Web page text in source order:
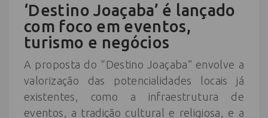
‘Destino Joaçaba’ é lançado
com foco em eventos,
turismo e negócios
A proposta do “Destino Joaçaba” envolve a
valorização das potencialidades locais já
existentes, como a infraestrutura de
eventos, a tradição cultural e religiosa, e a